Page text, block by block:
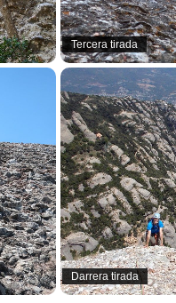
Tercera tirada
Darrera tirada